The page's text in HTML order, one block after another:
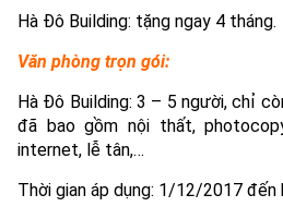
Hà Đô Building: tặng ngay 4 tháng.
Văn phòng trọn gói:
Hà Đô Building: 3 – 5 người, chỉ
đã bao gồm nội thất,
internet, lễ tân,…
Thời gian áp dụng: 1/12/2017